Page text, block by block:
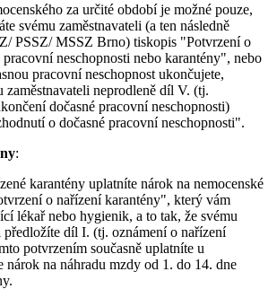
za určité období je možné pouze,
svému zaměstnavateli (a ten následně
PSSZ/ MSSZ Brno) tiskopis "Potvrzení o
pracovní neschopnosti nebo karantény", nebo
pracovní neschopnost ukončujete,
zaměstnavateli neprodleně díl V. (tj.
dočasné pracovní neschopnosti)
o dočasné pracovní neschopnosti".
:
karantény uplatníte nárok na nemocenské
o nařízení karantény", který vám
lékař nebo hygienik, a to tak, že svému
předložíte díl I. (tj. oznámení o nařízení
potvrzením současně uplatníte u
nárok na náhradu mzdy od 1. do 14. dne